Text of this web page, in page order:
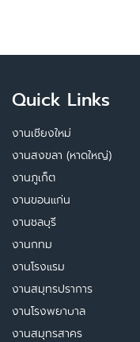
Quick Links
งานเชียงใหม่
งานสงขลา (หาดใหญ่)
งานภูเก็ต
งานขอนแก่น
งานชลบุรี
งานกทม
งานโรงแรม
งานสมุทรปราการ
งานโรงพยาบาล
งานสมุทรสาคร